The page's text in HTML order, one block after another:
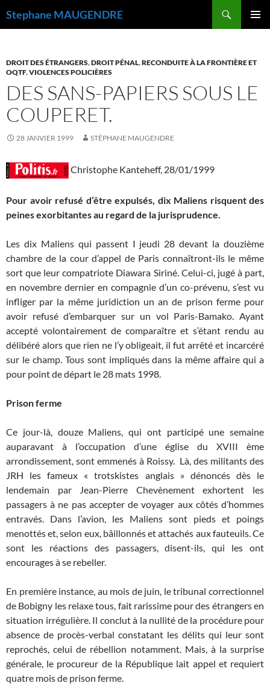
Stephane MAUGENDRE
DROIT DES ÉTRANGERS,DROIT PÉNAL,RECONDUITE À LA FRONTIÈRE ET
OQTF,VIOLENCES POLICIÈRES
DES SANS-PAPIERS SOUS LE
COUPERET.
28 JANVIER 1999 STÉPHANE MAUGENDRE
Christophe Kanteheff, 28/01/1999
Pour avoir refusé d’être expulsés, dix Maliens risquent des
peines exorbitantes au regard de la jurisprudence.
Les dix Maliens qui passent I jeudi 28 devant la douzième
chambre de la cour d’appel de Paris connaîtront-ils le même
sort que leur compatriote Diawara Siriné. Celui-ci, jugé à part,
en novembre dernier en compagnie d’un co-prévenu, s’est vu
infliger par la même juridiction un an de prison ferme pour
avoir refusé d’embarquer sur un vol Paris-Bamako. Ayant
accepté volontairement de comparaître et s’étant rendu au
délibéré alors que rien ne l’y obligeait, il fut arrêté et incarcéré
sur le champ. Tous sont impliqués dans la même affaire qui a
pour point de départ le 28 mats 1998.
Prison ferme
Ce jour-là, douze Maliens, qui ont participé une semaine
auparavant à l’occupation d’une église du XVIII ème
arrondissement, sont emmenés à Roissy. Là, des militants des
JRH les fameux « trotskistes anglais » dénoncés dès le
lendemain par Jean-Pierre Chevènement exhortent les
passagers à ne pas accepter de voyager aux côtés d’hommes
entravés. Dans l’avion, les Maliens sont pieds et poings
menottés et, selon eux, bâillonnés et attachés aux fauteuils. Ce
sont les réactions des passagers, disent-ils, qui les ont
encourages à se rebeller.
En première instance, au mois de juin, le tribunal correctionnel
de Bobigny les relaxe tous, fait rarissime pour des étrangers en
situation irrégulière. Il conclut à la nullité de la procédure pour
absence de procès-verbal constatant les délits qui leur sont
reprochés, celui de rébellion notamment. Mais, à la surprise
générale, le procureur de la République lait appel et requiert
quatre mois de prison ferme.